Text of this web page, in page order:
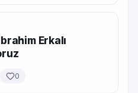
Erkalı
0